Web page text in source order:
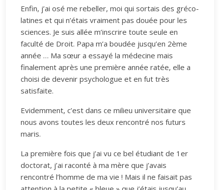
Enfin, j’ai osé me rebeller, moi qui sortais des gréco-
latines et qui n’étais vraiment pas douée pour les
sciences. Je suis allée m’inscrire toute seule en
faculté de Droit. Papa m’a boudée jusqu’en 2ème
année … Ma sœur a essayé la médecine mais
finalement après une première année ratée, elle a
choisi de devenir psychologue et en fut très
satisfaite.
Evidemment, c’est dans ce milieu universitaire que
nous avons toutes les deux rencontré nos futurs
maris.
La première fois que j’ai vu ce bel étudiant de 1er
doctorat, j’ai raconté à ma mère que j’avais
rencontré l’homme de ma vie ! Mais il ne faisait pas